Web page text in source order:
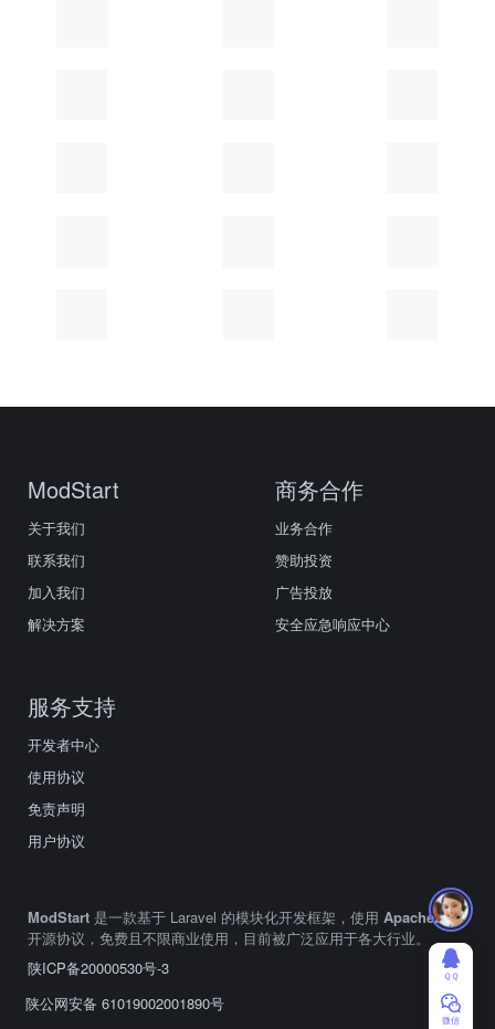
ModStart
关于我们
联系我们
加入我们
解决方案
商务合作
业务合作
赞助投资
广告投放
安全应急响应中心
服务支持
开发者中心
使用协议
免责声明
用户协议
ModStart 是一款基于 Laravel 的模块化开发框架，使用 Apache2.0
开源协议，免费且不限商业使用，目前被广泛应用于各大行业。
陕ICP备20000530号-3
陕公网安备 61019002001890号
ＱＱ
微信